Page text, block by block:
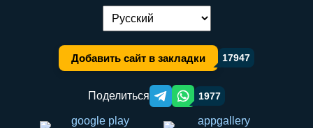
Переключение языка:
Добавить сайт в закладки 17947
Поделиться Telegram orqali ulashish
WhatsApp orqali ulashish
1977